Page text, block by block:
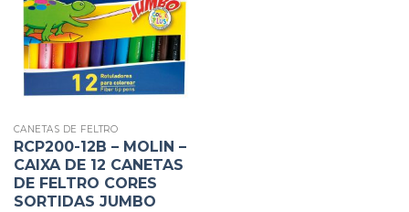
CANETAS DE FELTRO
RCP200-12B – MOLIN –
CAIXA DE 12 CANETAS
DE FELTRO CORES
SORTIDAS JUMBO